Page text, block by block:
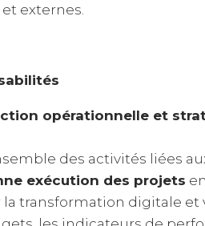
externes.
opérationnelle et
des activités liées
exécution des projets
transformation digitale et